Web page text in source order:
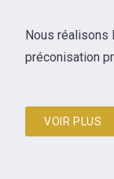
Nous réalisons
préconisation
VOIR PLUS